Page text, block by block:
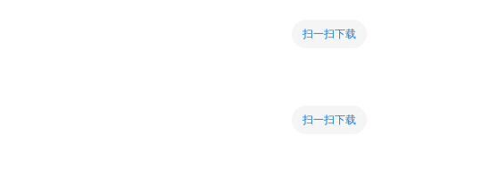
扫一扫下载
扫一扫下载